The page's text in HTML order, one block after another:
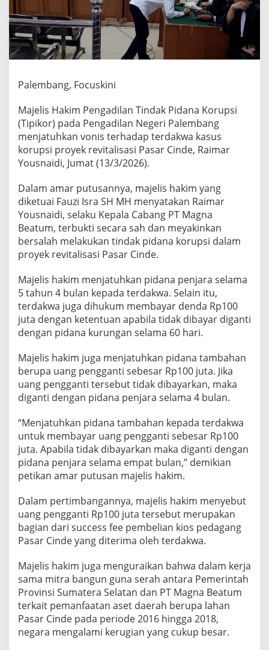
s
a
r
C
i
n
e
v
o
n
i
s
5
a
h
u
4
B
u
a
,
U
a
n
e
n
g
g
n
t
H
a
n
y
R
p
1
0
0
u
t
a
Palembang, Focuskini
Majelis Hakim Pengadilan Tindak Pidana Korupsi
(Tipikor) pada Pengadilan Negeri Palembang
menjatuhkan vonis terhadap terdakwa kasus
korupsi proyek revitalisasi Pasar Cinde, Raimar
Yousnaidi, Jumat (13/3/2026).
Dalam amar putusannya, majelis hakim yang
diketuai Fauzi Isra SH MH menyatakan Raimar
Yousnaidi, selaku Kepala Cabang PT Magna
Beatum, terbukti secara sah dan meyakinkan
bersalah melakukan tindak pidana korupsi dalam
proyek revitalisasi Pasar Cinde.
Majelis hakim menjatuhkan pidana penjara selama
5 tahun 4 bulan kepada terdakwa. Selain itu,
terdakwa juga dihukum membayar denda Rp100
juta dengan ketentuan apabila tidak dibayar diganti
dengan pidana kurungan selama 60 hari.
Majelis hakim juga menjatuhkan pidana tambahan
berupa uang pengganti sebesar Rp100 juta. Jika
uang pengganti tersebut tidak dibayarkan, maka
diganti dengan pidana penjara selama 4 bulan.
“Menjatuhkan pidana tambahan kepada terdakwa
untuk membayar uang pengganti sebesar Rp100
juta. Apabila tidak dibayarkan maka diganti dengan
pidana penjara selama empat bulan,” demikian
petikan amar putusan majelis hakim.
Dalam pertimbangannya, majelis hakim menyebut
uang pengganti Rp100 juta tersebut merupakan
bagian dari success fee pembelian kios pedagang
Pasar Cinde yang diterima oleh terdakwa.
Majelis hakim juga menguraikan bahwa dalam kerja
sama mitra bangun guna serah antara Pemerintah
Provinsi Sumatera Selatan dan PT Magna Beatum
terkait pemanfaatan aset daerah berupa lahan
Pasar Cinde pada periode 2016 hingga 2018,
negara mengalami kerugian yang cukup besar.